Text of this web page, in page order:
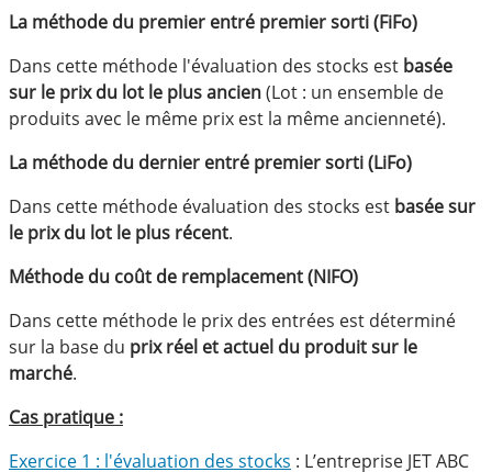
La méthode du premier entré premier sorti (FiFo)
Dans cette méthode l'évaluation des stocks est basée
sur le prix du lot le plus ancien(Lot : un ensemble de
produits avec le même prix est la même ancienneté).
La méthode du dernier entré premier sorti (LiFo)
Dans cette méthode évaluation des stocks est basée sur
le prix du lot le plus récent.
Méthode du coût de remplacement (NIFO)
Dans cette méthode le prix des entrées est déterminé
sur la base du prix réel et actuel du produit sur le
marché.
Cas pratique :
Exercice 1 : l'évaluation des stocks : L’entreprise JET ABC